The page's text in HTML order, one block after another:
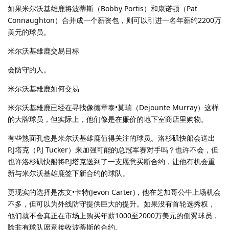
如果米尔沃基雄鹿将波蒂斯（Bobby Portis）和康诺顿（Pat
Connaughton）合并成一个薪资包，则可以引进一名年薪约2200万
美元的球员。
米尔沃基雄鹿交易目标
会防守的人。
米尔沃基雄鹿如何交易
米尔沃基雄鹿已经在寻找像德章泰•莫瑞（Dejounte Murray）这样
的大牌球员，但实际上，他们像是在廉价的地下室商店里购物。
有些熟面孔也是米尔沃基雄鹿值得关注的球员。洛杉矶快船会送出
P.J塔克（P.J Tucker）来加强可能的总冠军赛对手吗？也许不会，但
也许洛杉矶快船将P.J塔克送到了一支愿意买断合约，让他有机会重
新与米尔沃基雄鹿签下新合约的球队。
更现实的选择是杰文•卡特(Jevon Carter)，他在芝加哥公牛上场机会
不多，但可以为外线防守提供巨大的提升。如果没有首轮选秀权，
他们就不会真正在市场上购买年薪1000至2000万美元的侧翼球员，
除非有球队愿意接收波蒂斯的合约。